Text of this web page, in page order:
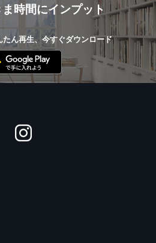
時間にインプット
たん再生、今すぐダウンロード